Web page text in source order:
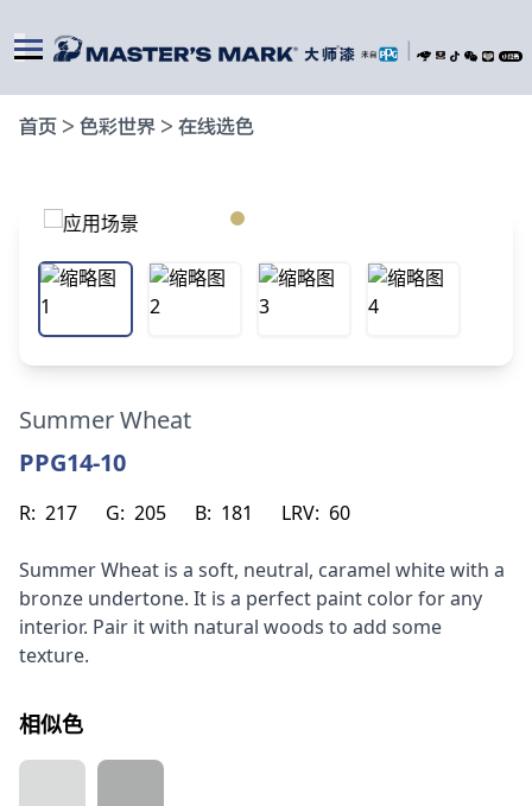
首页 > 色彩世界 > 在线选色
Summer Wheat
PPG14-10
R: 217 G: 205 B: 181 LRV: 60
Summer Wheat is a soft, neutral, caramel white with a
bronze undertone. It is a perfect paint color for any
interior. Pair it with natural woods to add some
texture.
相似色